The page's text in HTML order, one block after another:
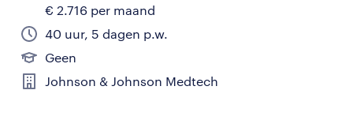
€ 2.716 per maand
40 uur, 5 dagen p.w.
Geen
Johnson & Johnson Medtech